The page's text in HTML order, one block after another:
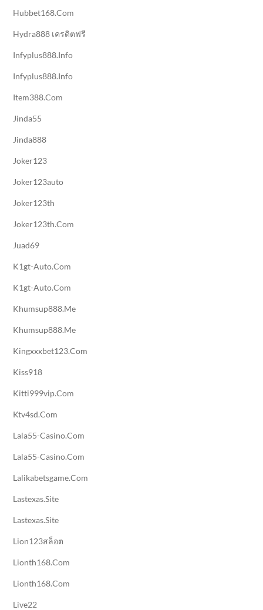
Hubbet168.com
Hydra888 เครดิตฟรี
Infyplus888.info
Infyplus888.info
Item388.com
Jinda55
Jinda888
Joker123
Joker123auto
Joker123th
Joker123th.com
Juad69
K1gt-Auto.com
K1gt-Auto.com
Khumsup888.me
Khumsup888.me
Kingxxxbet123.com
Kiss918
Kitti999vip.com
Ktv4sd.com
Lala55-Casino.com
Lala55-Casino.com
Lalikabetsgame.com
Lastexas.site
Lastexas.site
Lion123สล็อต
Lionth168.com
Lionth168.com
Live22